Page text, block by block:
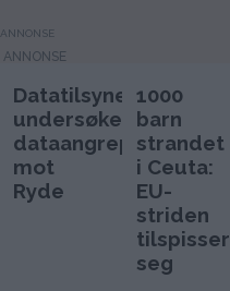
ANNONSE
Datatilsynet
undersøker
dataangrepet
mot
Ryde
1000
barn
strandet
i Ceuta:
EU-
striden
tilspisser
seg